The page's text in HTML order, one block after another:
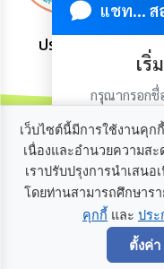
ส่ง
เสริม
คุณธรรม
โปร่งใส
ร้อง
เรียน
ร้อง
ทุกข์
เว็บไซต์นี้มีการใช้งานคุก
เนื่องและอำนวยความสะ
เราปรับปรุงการนำเสน
โดยท่านสามารถศึกษารา
คุกกี้ และ ประ
ตั้งค่า
แชท...
เริ่
กรุณากรอก
ประชาชน มีภูมิคุ้มกั
เกี่ย